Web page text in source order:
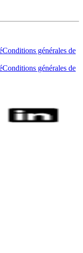
Conditions générales de
Conditions générales de